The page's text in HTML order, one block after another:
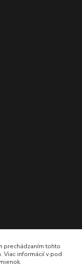
prechádzaním tohto
Viac informácií v pod